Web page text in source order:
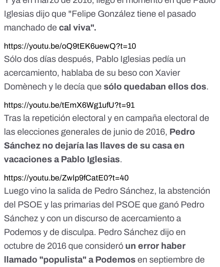
Iglesias dijo que "Felipe González tiene el pasado
manchado de cal viva".
https://youtu.be/oQ9tEK6uewQ?t=10
Sólo dos días después, Pablo Iglesias pedía un
acercamiento, hablaba de su beso con Xavier
Domènech y le decía que sólo quedaban ellos dos.
https://youtu.be/tEmX6Wg1ufU?t=91
Tras la repetición electoral y en campaña electoral de
las elecciones generales de junio de 2016, Pedro
Sánchez no dejaría las llaves de su casa en
vacaciones a Pablo Iglesias.
https://youtu.be/Zwlp9fCatE0?t=40
Luego vino la salida de Pedro Sánchez, la abstención
del PSOE y las primarias del PSOE que ganó Pedro
Sánchez y con un discurso de acercamiento a
Podemos y de disculpa. Pedro Sánchez dijo en
octubre de 2016 que consideró un error haber
llamado "populista" a Podemos en septiembre de